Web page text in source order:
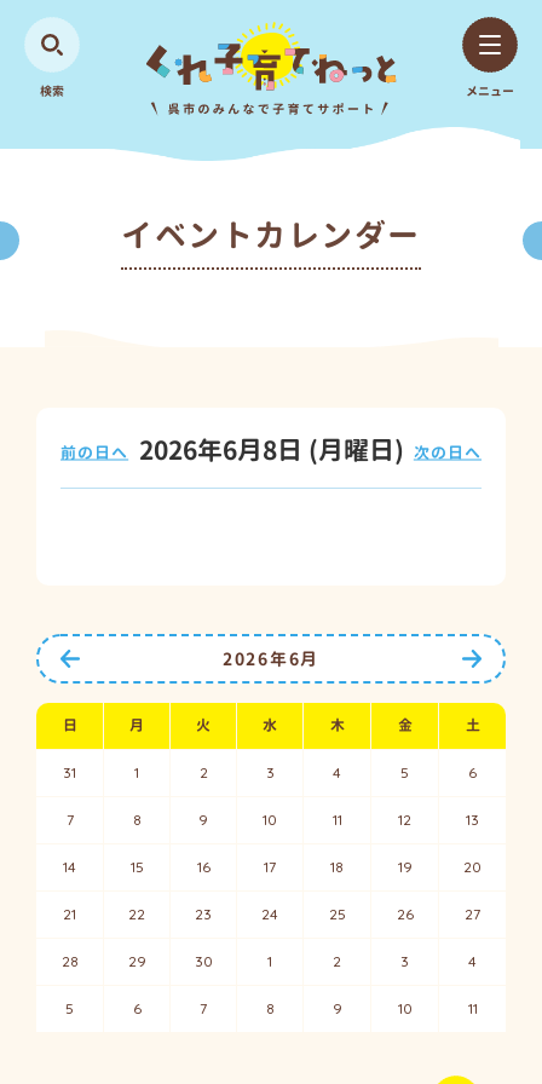
検索 メニュー
イベントカレンダー
2026年6月8日 (月曜日)
前の日へ 次の日へ
次の月
2026年6月
日 月 火 水 木 金 土
31 1 2 3 4 5 6
7 8 9 10 11 12 13
14 15 16 17 18 19 20
21 22 23 24 25 26 27
28 29 30 1 2 3 4
5 6 7 8 9 10 11